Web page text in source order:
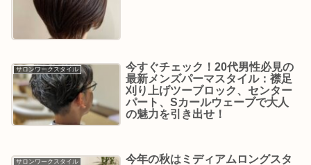
サロンワークスタイル
今すぐチェック！20代男性必見の
最新メンズパーマスタイル：襟足
刈り上げツーブロック、センター
パート、Sカールウェーブで大人
の魅力を引き出せ！
サロンワークスタイル
今年の秋はミディアムロングスタ